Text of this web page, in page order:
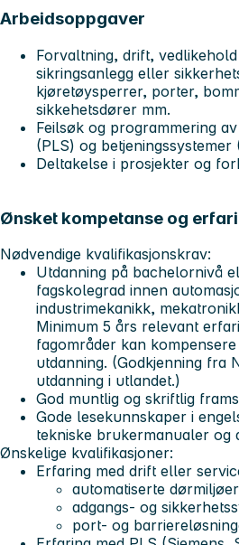
Arbeidsoppgaver
Forvaltning, drift,
sikringsanlegg eller
kjøretøysperrer, porter,
sikkehetsdører mm.
Feilsøk og programmering
(PLS) og
Deltakelse i prosjekter og
Ønsket kompetanse og
Nødvendige kvalifikasjonskrav:
Utdanning på bachelornivå
fagskolegrad innen
industrimekanikk,
Minimum 5 års relevant
fagområder kan
utdanning. (Godkjenning fra
utdanning i utlandet.)
God muntlig og skriftlig
Gode lesekunnskaper i
tekniske brukermanualer og
Ønskelige kvalifikasjoner:
Erfaring med drift eller
automatiserte dørmiljøer
adgangs- og
port- og